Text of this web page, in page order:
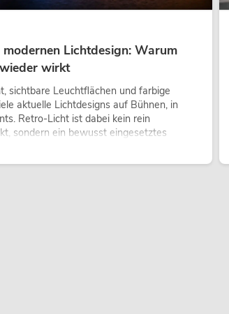
Lichtdesign: Warum
wirkt
sichtbare Leuchtflächen und farbige
aktuelle Lichtdesigns auf Bühnen, in
Retro-Licht ist dabei kein rein
sondern ein bewusst eingesetztes
schafft Atmosphäre, gibt Szenen
technische LED-Setups emotionaler